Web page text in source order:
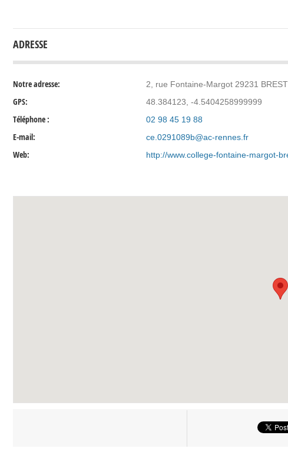
ADRESSE
Notre adresse: 2, rue Fontaine-Margot 29231
GPS: 48.384123, -4.5404258999999
Téléphone : 02 98 45 19 88
E-mail: ce.0291089b@ac-rennes.fr
Web: http://www.college-fontaine-margot-